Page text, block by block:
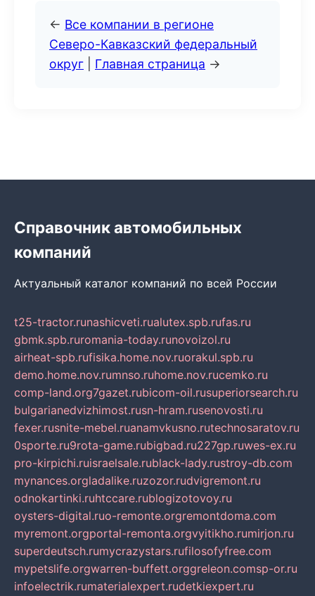
← Все компании в регионе
Северо-Кавказский федеральный
округ
Главная страница →
Справочник автомобильных
компаний
Актуальный каталог компаний по всей России
t25-tractor.runashicveti.rualutex.spb.rufas.ru
gbmk.spb.ruromania-today.runovoizol.ru
airheat-spb.rufisika.home.nov.ruorakul.spb.ru
demo.home.nov.rumnso.ruhome.nov.rucemko.ru
comp-land.org7gazet.rubicom-oil.rusuperiorsearch.ru
bulgarianedvizhimost.rusn-hram.rusenovosti.ru
fexer.rusnite-mebel.ruanamvkusno.rutechnosaratov.ru
0sporte.ru9rota-game.rubigbad.ru227gp.ruwes-ex.ru
pro-kirpichi.ruisraelsale.rublack-lady.rustroy-db.com
mynances.orgladalike.ruzozor.rudvigremont.ru
odnokartinki.ruhtccare.rublogizotovoy.ru
oysters-digital.ruo-remonte.orgremontdoma.com
myremont.orgportal-remonta.orgvyitikho.rumirjon.ru
superdeutsch.rumycrazystars.rufilosofyfree.com
mypetslife.orgwarren-buffett.orggreleon.comsp-or.ru
infoelectrik.rumaterialexpert.rudetkiexpert.ru